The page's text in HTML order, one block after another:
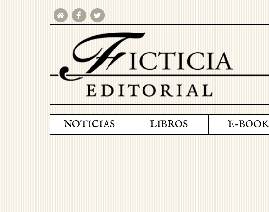
NOTICIAS LIBROS E-BOOK